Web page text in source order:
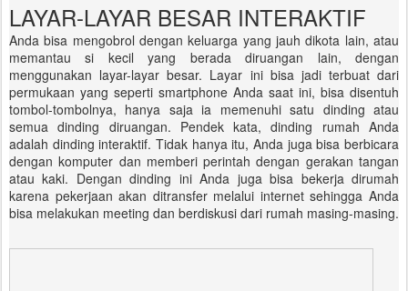
LAYAR-LAYAR BESAR INTERAKTIF
Anda bisa mengobrol dengan keluarga yang jauh dikota lain, atau
memantau si kecil yang berada diruangan lain, dengan
menggunakan layar-layar besar. Layar ini bisa jadi terbuat dari
permukaan yang seperti smartphone Anda saat ini, bisa disentuh
tombol-tombolnya, hanya saja ia memenuhi satu dinding atau
semua dinding diruangan. Pendek kata, dinding rumah Anda
adalah dinding interaktif. Tidak hanya itu, Anda juga bisa berbicara
dengan komputer dan memberi perintah dengan gerakan tangan
atau kaki. Dengan dinding ini Anda juga bisa bekerja dirumah
karena pekerjaan akan ditransfer melalui internet sehingga Anda
bisa melakukan meeting dan berdiskusi dari rumah masing-masing.